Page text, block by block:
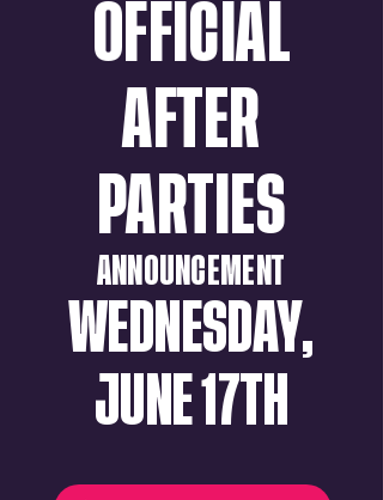
OFFICIAL
AFTER
PARTIES
ANNOUNCEMENT
WEDNESDAY,
JUNE 17TH